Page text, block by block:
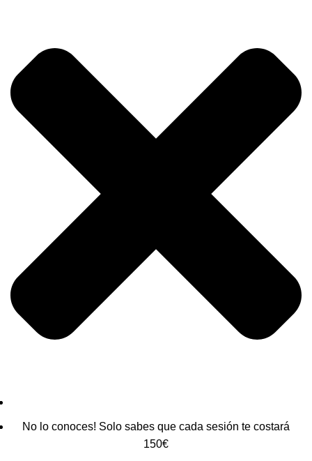
No lo conoces! Solo sabes que cada sesión te costará
150€